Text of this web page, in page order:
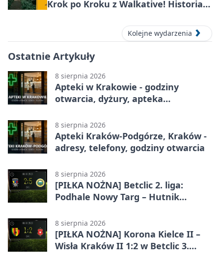
Krok po Kroku z Walkative! Historia
Kolejne wydarzenia
Ostatnie Artykuły
8 sierpnia 2026
Apteki w Krakowie - godziny
otwarcia, dyżury, apteka
8 sierpnia 2026
Apteki Kraków-Podgórze, Kraków -
adresy, telefony, godziny otwarcia
8 sierpnia 2026
[PIŁKA NOŻNA] Betclic 2. liga:
Podhale Nowy Targ – Hutnik
efektownym zwycięstwem
8 sierpnia 2026
[PIŁKA NOŻNA] Korona Kielce II –
Wisła Kraków II 1:2 w Betclic 3.